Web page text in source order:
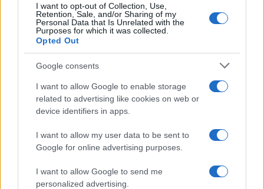
I want to opt-out of Collection, Use,
Retention, Sale, and/or Sharing of my
Personal Data that Is Unrelated with the
Purposes for which it was collected.
Opted Out
Google consents
I want to allow Google to enable storage
related to advertising like cookies on web or
device identifiers in apps.
I want to allow my user data to be sent to
Google for online advertising purposes.
I want to allow Google to send me
personalized advertising.
F
a
ce
b
o
o
T
w
it
te
r
Pi
n
te
re
st
W
h
at
A
p
S
h
a
Articolo precedente
Prossimo articolo
NOTIZIE RECENTI
Pausa caffè impeccabile: come scegliere la
soluzione ideale per la casa e l’ufficio